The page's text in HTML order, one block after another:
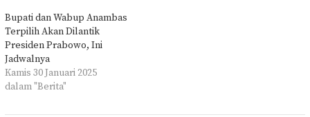
Bupati dan Wabup Anambas
Terpilih Akan Dilantik
Presiden Prabowo, Ini
Jadwalnya
Kamis 30 Januari 2025
dalam "Berita"